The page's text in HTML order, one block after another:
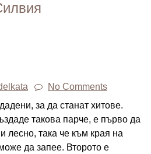
No Comments
за да станат хитове.
такова парче, е първо да
лесно, така че към края на
да запее. Второто е